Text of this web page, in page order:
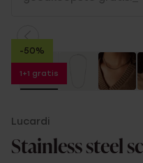
-50%
1+1 gratis
Lucardi
Stainless steel